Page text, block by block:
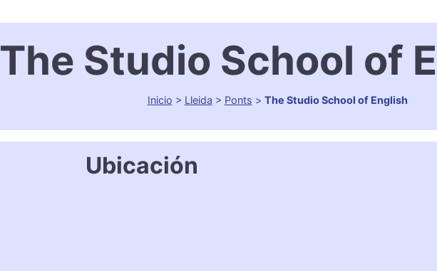
The Studio School of
Inicio > Lleida > Ponts > The Studio School of English
Ubicación